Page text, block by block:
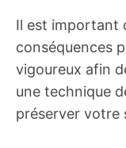
Il est important
conséquences
vigoureux afin
une technique
préserver votre